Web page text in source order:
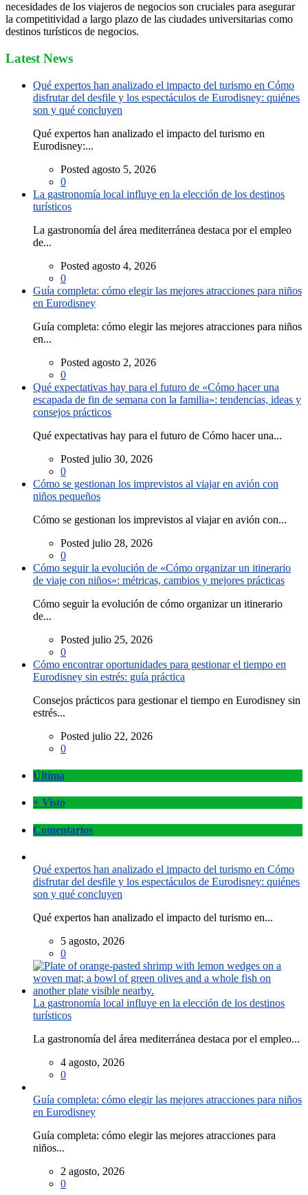
necesidades de los viajeros de negocios son cruciales para asegurar
la competitividad a largo plazo de las ciudades universitarias como
destinos turísticos de negocios.
Latest News
Qué expertos han analizado el impacto del turismo en Cómo
disfrutar del desfile y los espectáculos de Eurodisney: quiénes
son y qué concluyen
Qué expertos han analizado el impacto del turismo en
Eurodisney:...
Posted agosto 5, 2026
0
La gastronomía local influye en la elección de los destinos
turísticos
La gastronomía del área mediterránea destaca por el empleo
de...
Posted agosto 4, 2026
0
Guía completa: cómo elegir las mejores atracciones para niños
en Eurodisney
Guía completa: cómo elegir las mejores atracciones para niños
en...
Posted agosto 2, 2026
0
Qué expectativas hay para el futuro de «Cómo hacer una
escapada de fin de semana con la familia»: tendencias, ideas y
consejos prácticos
Qué expectativas hay para el futuro de Cómo hacer una...
Posted julio 30, 2026
0
Cómo se gestionan los imprevistos al viajar en avión con
niños pequeños
Cómo se gestionan los imprevistos al viajar en avión con...
Posted julio 28, 2026
0
Cómo seguir la evolución de «Cómo organizar un itinerario
de viaje con niños»: métricas, cambios y mejores prácticas
Cómo seguir la evolución de cómo organizar un itinerario
de...
Posted julio 25, 2026
0
Cómo encontrar oportunidades para gestionar el tiempo en
Eurodisney sin estrés: guía práctica
Consejos prácticos para gestionar el tiempo en Eurodisney sin
estrés...
Posted julio 22, 2026
0
Última
+ Visto
Comentarios
Qué expertos han analizado el impacto del turismo en Cómo
disfrutar del desfile y los espectáculos de Eurodisney: quiénes
son y qué concluyen
Qué expertos han analizado el impacto del turismo en...
5 agosto, 2026
0
La gastronomía local influye en la elección de los destinos
turísticos
La gastronomía del área mediterránea destaca por el empleo...
4 agosto, 2026
0
Guía completa: cómo elegir las mejores atracciones para niños
en Eurodisney
Guía completa: cómo elegir las mejores atracciones para
niños...
2 agosto, 2026
0